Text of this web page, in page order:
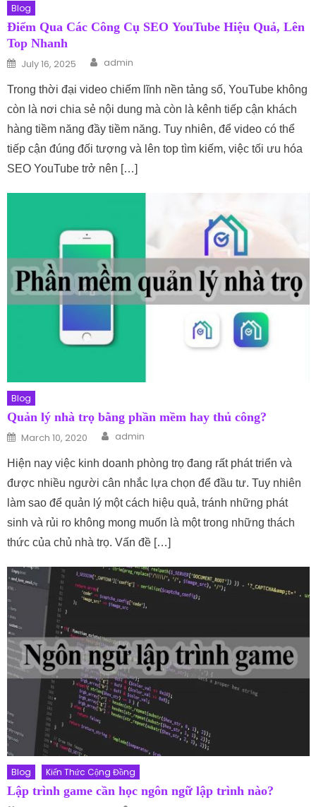
Blog
Điểm Qua Các Công Cụ SEO YouTube Hiệu Quả, Lên
Top Nhanh
Posted on
July 16, 2025 Author
admin
Trong thời đại video chiếm lĩnh nền tảng số, YouTube không
còn là nơi chia sẻ nội dung mà còn là kênh tiếp cận khách
hàng tiềm năng đầy tiềm năng. Tuy nhiên, để video có thể
tiếp cận đúng đối tượng và lên top tìm kiếm, việc tối ưu hóa
SEO YouTube trở nên […]
Blog
Quản lý nhà trọ bằng phần mềm hay thủ công?
Posted on
March 10, 2020 Author
admin
Hiện nay việc kinh doanh phòng trọ đang rất phát triển và
được nhiều người cân nhắc lựa chọn để đầu tư. Tuy nhiên
làm sao để quản lý một cách hiệu quả, tránh những phát
sinh và rủi ro không mong muốn là một trong những thách
thức của chủ nhà trọ. Vấn đề […]
Blog Kiến Thức Cộng Đồng
Lập trình game cần học ngôn ngữ lập trình nào?